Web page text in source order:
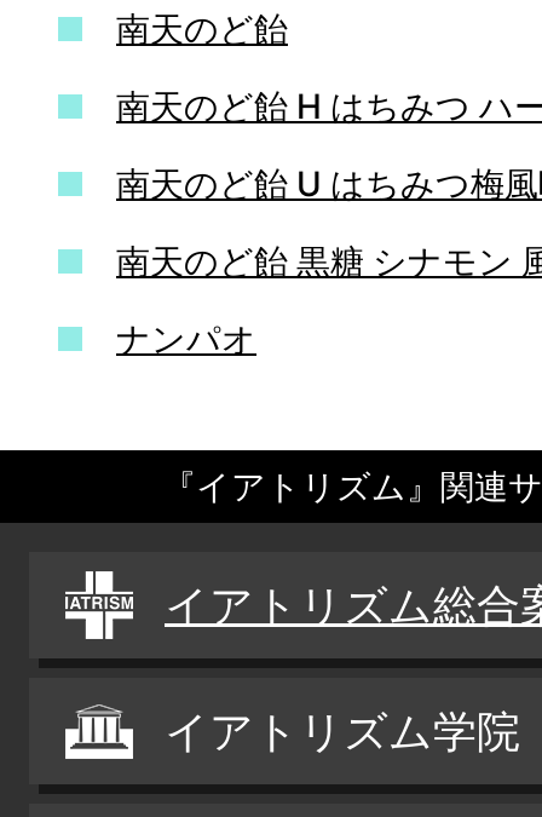
南天のど飴
南天のど飴 H はちみつ ハ
南天のど飴 U はちみつ梅
南天のど飴 黒糖 シナモン
ナンパオ
『イアトリズム』関連
イアトリズム総合
イアトリズム学院